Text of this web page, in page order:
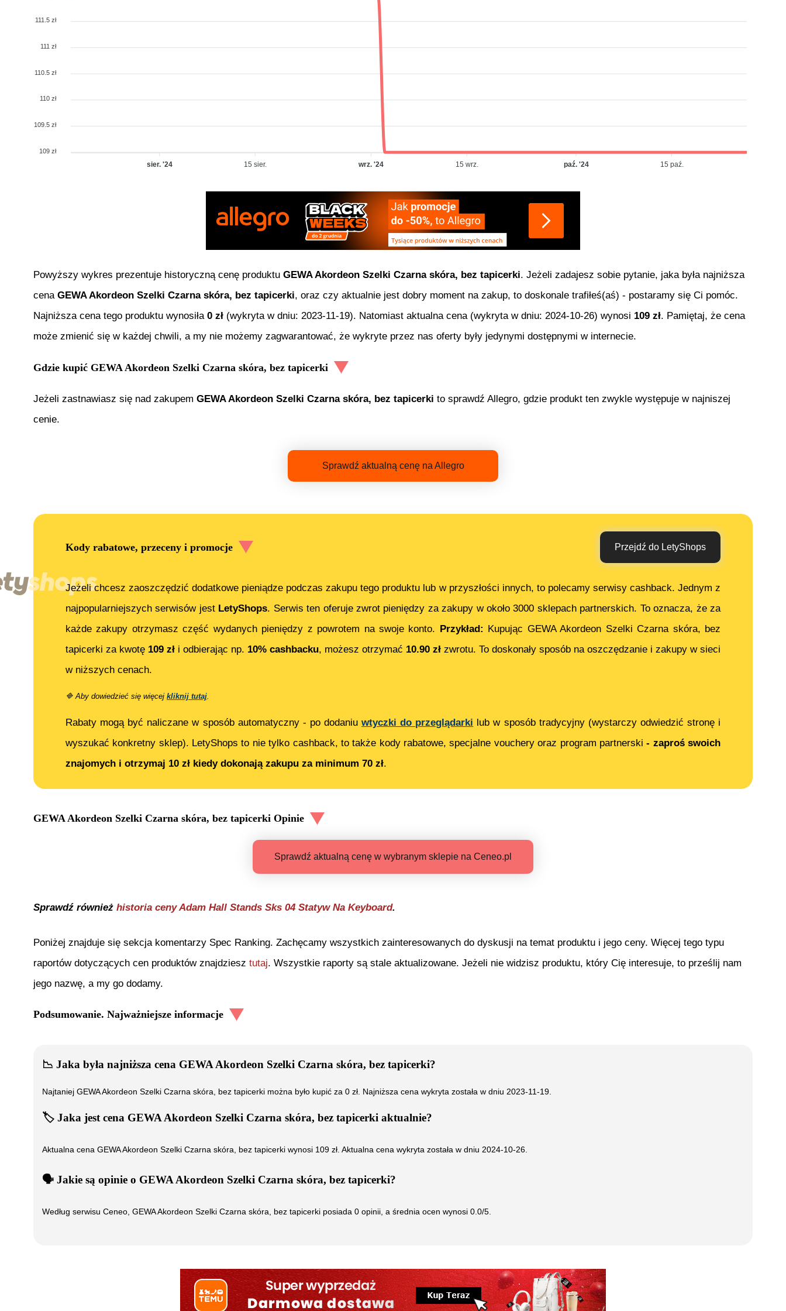
111.5 zł
111 zł
110.5 zł
110 zł
109.5 zł
109 zł
sier. '24 15 sier. wrz. '24 15 wrz. paź. '24 15 paź.
Powyższy wykres prezentuje historyczną cenę produktu GEWA Akordeon Szelki Czarna skóra, bez tapicerki. Jeżeli zadajesz sobie pytanie, jaka była najniższa
cena GEWA Akordeon Szelki Czarna skóra, bez tapicerki, oraz czy aktualnie jest dobry moment na zakup, to doskonale trafiłeś(aś) - postaramy się Ci pomóc.
Najniższa cena tego produktu wynosiła 0 zł (wykryta w dniu: 2023-11-19). Natomiast aktualna cena (wykryta w dniu: 2024-10-26) wynosi 109 zł. Pamiętaj, że cena
może zmienić się w każdej chwili, a my nie możemy zagwarantować, że wykryte przez nas oferty były jedynymi dostępnymi w internecie.
Gdzie kupić GEWA Akordeon Szelki Czarna skóra, bez tapicerki
Jeżeli zastnawiasz się nad zakupem GEWA Akordeon Szelki Czarna skóra, bez tapicerki to sprawdź Allegro, gdzie produkt ten zwykle występuje w najniszej
cenie.
Sprawdź aktualną cenę na Allegro
Kody rabatowe, przeceny i promocje Przejdź do LetyShops
Jeżeli chcesz zaoszczędzić dodatkowe pieniądze podczas zakupu tego produktu lub w przyszłości innych, to polecamy serwisy cashback. Jednym z
najpopularniejszych serwisów jest LetyShops. Serwis ten oferuje zwrot pieniędzy za zakupy w około 3000 sklepach partnerskich. To oznacza, że za
każde zakupy otrzymasz część wydanych pieniędzy z powrotem na swoje konto. Przykład: Kupując GEWA Akordeon Szelki Czarna skóra, bez
tapicerki za kwotę 109 zł i odbierając np. 10% cashbacku, możesz otrzymać 10.90 zł zwrotu. To doskonały sposób na oszczędzanie i zakupy w sieci
w niższych cenach.
🔷 Aby dowiedzieć się więcej kliknij tutaj.
Rabaty mogą być naliczane w sposób automatyczny - po dodaniu wtyczki do przeglądarki lub w sposób tradycyjny (wystarczy odwiedzić stronę i
wyszukać konkretny sklep). LetyShops to nie tylko cashback, to także kody rabatowe, specjalne vouchery oraz program partnerski- zaproś swoich
znajomych i otrzymaj 10 zł kiedy dokonają zakupu za minimum 70 zł.
GEWA Akordeon Szelki Czarna skóra, bez tapicerki Opinie
Sprawdź aktualną cenę w wybranym sklepie na Ceneo.pl
Sprawdź również historia cenyAdam Hall Stands Sks 04 Statyw Na Keyboard.
Poniżej znajduje się sekcja komentarzy Spec Ranking. Zachęcamy wszystkich zainteresowanych do dyskusji na temat produktu i jego ceny. Więcej tego typu
raportów dotyczących cen produktów znajdziesz tutaj. Wszystkie raporty są stale aktualizowane. Jeżeli nie widzisz produktu, który Cię interesuje, to prześlij nam
jego nazwę, a my go dodamy.
Podsumowanie. Najważniejsze informacje
📉 Jaka była najniższa cena GEWA Akordeon Szelki Czarna skóra, bez tapicerki?
Najtaniej GEWA Akordeon Szelki Czarna skóra, bez tapicerki można było kupić za 0 zł. Najniższa cena wykryta została w dniu 2023-11-19.
🏷️ Jaka jest cena GEWA Akordeon Szelki Czarna skóra, bez tapicerki aktualnie?
Aktualna cena GEWA Akordeon Szelki Czarna skóra, bez tapicerki wynosi 109 zł. Aktualna cena wykryta została w dniu 2024-10-26
🗣️ ️ Jakie są opinie o GEWA Akordeon Szelki Czarna skóra, bez tapicerki?
Według serwisu Ceneo, GEWA Akordeon Szelki Czarna skóra, bez tapicerki posiada 0 opinii, a średnia ocen wynosi 0.0/5.